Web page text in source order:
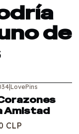
de
|LovePins
Amistad
CLP